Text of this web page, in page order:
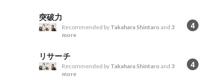
突破力
4
Recommended by Takahara Shintaro and 3
more
リサーチ
4
Recommended by Takahara Shintaro and 3
more